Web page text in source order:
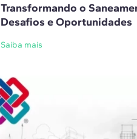
Transformando o
Desafios e Oportunidades
Saiba mais